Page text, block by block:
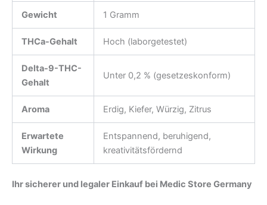
Gewicht 1 Gramm
THCa-Gehalt Hoch (laborgetestet)
Delta-9-THC-
Gehalt
Unter 0,2 % (gesetzeskonform)
Aroma Erdig, Kiefer, Würzig, Zitrus
Erwartete
Wirkung
Entspannend, beruhigend,
kreativitätsfördernd
Ihr sicherer und legaler Einkauf bei Medic Store Germany